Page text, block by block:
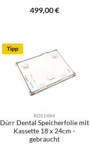
Regulärer Preis:
499,00 €
Tipp
RD11484
Dürr Dental Speicherfolie mit
Kassette 18 x 24cm -
gebraucht